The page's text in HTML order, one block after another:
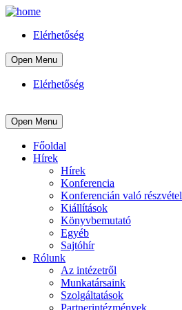
Elérhetőség
Open Menu
Elérhetőség
Open Menu
Főoldal
Hírek
Hírek
Konferencia
Konferencián való részvétel
Kiállítások
Könyvbemutató
Egyéb
Sajtóhír
Rólunk
Az intézetről
Munkatársaink
Szolgáltatások
Partnerintézmények